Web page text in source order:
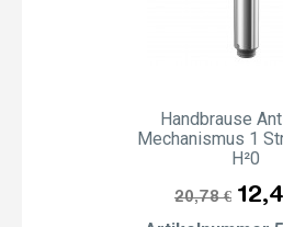
Handbrause
Mechanismus 1
H²0
20,78 €